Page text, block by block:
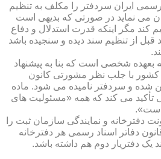
رسمی ایران سردفتر را مکلف به تنظیم
می نماید در صورتی که بدیهی است
کند مگر اینکه قدرت استدلال و دفاع
قبل از تنظیم سند دیده و سنجیده باشد
بعهده شخصی است که بنا به پیشنهاد
کشور با جلب نظر مشورتی کانون
شده و سردفتر نامیده می شود. ماده
تأکید می کند که همه «مسئولیت های
است».
دفترخانه و نمایندگی سازمان ثبت را
می باشد.طبق ماده ۳ قانون دفاتر اسناد رسمی هر دفترخانه
یک دفتریار دوم هم داشته باشد.